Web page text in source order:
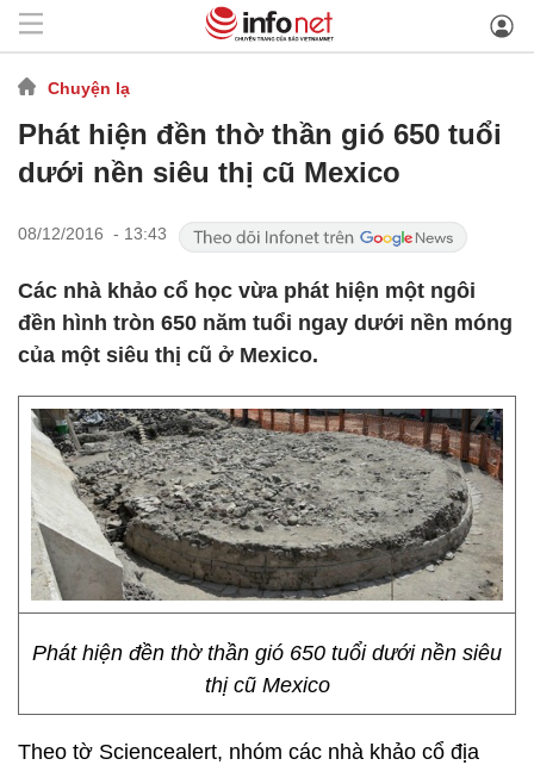
Chuyện lạ
Phát hiện đền thờ thần gió 650 tuổi
dưới nền siêu thị cũ Mexico
08/12/2016 - 13:43
Các nhà khảo cổ học vừa phát hiện một ngôi
đền hình tròn 650 năm tuổi ngay dưới nền móng
của một siêu thị cũ ở Mexico.
Phát hiện đền thờ thần gió 650 tuổi dưới nền siêu
thị cũ Mexico
Theo tờ Sciencealert, nhóm các nhà khảo cổ địa